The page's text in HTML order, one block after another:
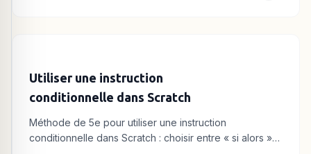
Utiliser une instruction
conditionnelle dans Scratch
Méthode de 5e pour utiliser une instruction
conditionnelle dans Scratch : choisir entre « si alors »